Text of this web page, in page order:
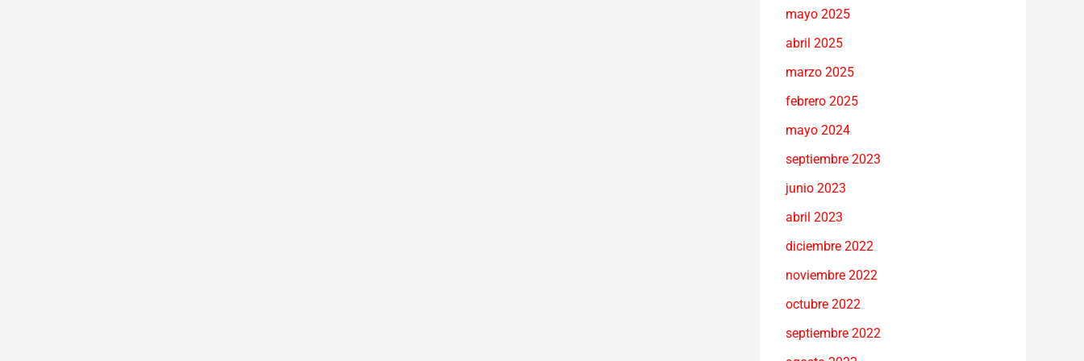
mayo 2025
abril 2025
marzo 2025
febrero 2025
mayo 2024
septiembre 2023
junio 2023
abril 2023
diciembre 2022
noviembre 2022
octubre 2022
septiembre 2022